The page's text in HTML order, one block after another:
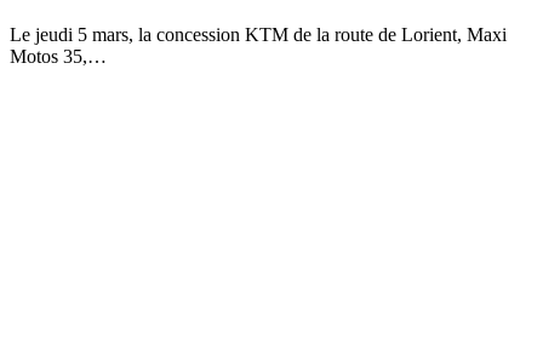
Le jeudi 5 mars, la concession KTM de la route de Lorient, Maxi
Motos 35,…